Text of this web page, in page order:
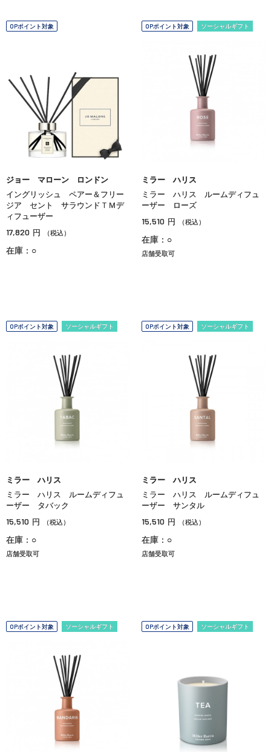
OPポイント対象
ジョー マローン ロンドン
イングリッシュ ペアー＆フリー
ジア セント サラウンドＴＭデ
ィフューザー
17,820 円 （税込）
在庫：○
OPポイント対象 ソーシャルギフト
ミラー ハリス
ミラー ハリス ルームディフュ
ーザー ローズ
15,510 円 （税込）
在庫：○
店舗受取可
OPポイント対象 ソーシャルギフト
ミラー ハリス
ミラー ハリス ルームディフュ
ーザー タバック
15,510 円 （税込）
在庫：○
店舗受取可
OPポイント対象 ソーシャルギフト
ミラー ハリス
ミラー ハリス ルームディフュ
ーザー サンタル
15,510 円 （税込）
在庫：○
店舗受取可
OPポイント対象 ソーシャルギフト OPポイント対象 ソーシャルギフト